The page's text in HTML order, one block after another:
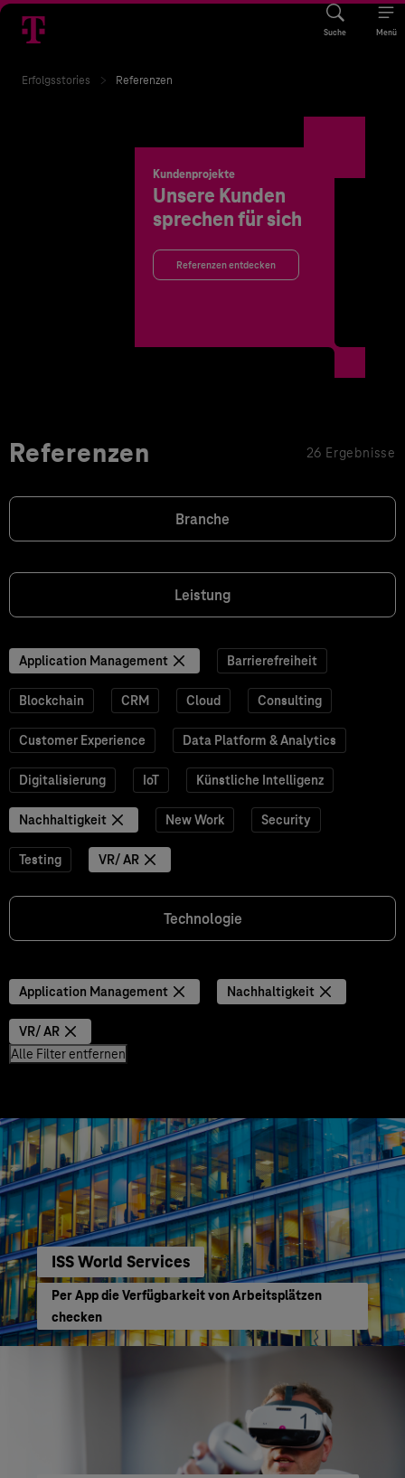
Suche Menü
Erfolgsstories Referenzen
Kundenprojekte
Unsere Kunden
sprechen für sich
Referenzen entdecken
Referenzen 26 Ergebnisse
Branche
Leistung
Application Management Barrierefreiheit
Blockchain CRM Cloud Consulting
Customer Experience Data Platform & Analytics
Digitalisierung IoT Künstliche Intelligenz
Nachhaltigkeit New Work Security
Testing VR/ AR
Technologie
Application Management Nachhaltigkeit
VR/ AR
Alle Filter entfernen
ISS World Services
Per App die Verfügbarkeit von Arbeitsplätzen
checken